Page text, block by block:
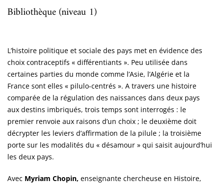
Bibliothèque (niveau 1)
L’histoire politique et sociale des pays met en évidence des
choix contraceptifs « différentiants ». Peu utilisée dans
certaines parties du monde comme l’Asie, l’Algérie et la
France sont elles « pilulo-centrés ». A travers une histoire
comparée de la régulation des naissances dans deux pays
aux destins imbriqués, trois temps sont interrogés : le
premier renvoie aux raisons d’un choix ; le deuxième doit
décrypter les leviers d’affirmation de la pilule ; la troisième
porte sur les modalités du « désamour » qui saisit aujourd’hui
les deux pays.
Avec Myriam Chopin, enseignante chercheuse en Histoire,